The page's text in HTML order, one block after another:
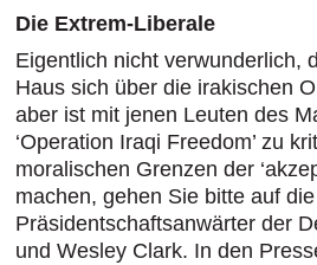
Die Extrem-Liberale
Eigentlich nicht verwunderlich,
Haus sich über die irakischen
aber ist mit jenen Leuten des
‘Operation Iraqi Freedom’ zu
moralischen Grenzen der
machen, gehen Sie bitte auf
Präsidentschaftsanwärter der
und Wesley Clark. In den